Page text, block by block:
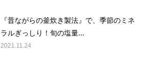
『昔ながらの釜炊き製法』で、季節のミネ
ラルぎっしり！旬の塩量...
2021.11.24